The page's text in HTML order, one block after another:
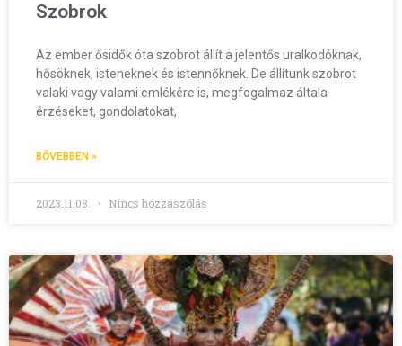
Szobrok
Az ember ősidők óta szobrot állít a jelentős uralkodóknak,
hősöknek, isteneknek és istennőknek. De állítunk szobrot
valaki vagy valami emlékére is, megfogalmaz általa
érzéseket, gondolatokat,
BŐVEBBEN »
2023.11.08. Nincs hozzászólás